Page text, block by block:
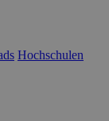
Hochschulen